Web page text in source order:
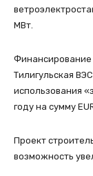
МВт.
Финансирование
Тилигульская
использования
году на сумму
Проект
возможность